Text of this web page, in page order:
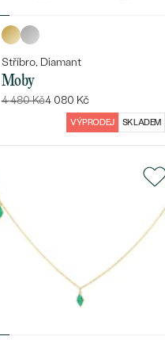
Stříbro, Diamant
Moby
4 480 Kč4 080 Kč
VÝPRODEJ SKLADEM